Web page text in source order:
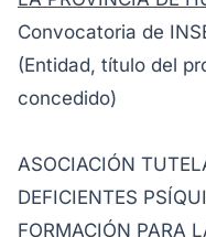
Convocatoria de
(Entidad, título del
concedido)
ASOCIACIÓN
DEFICIENTES
FORMACIÓN PARA